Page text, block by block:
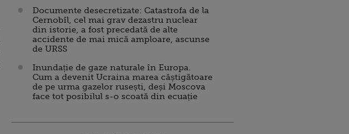
Documente desecretizate: Catastrofa de la
Cernobîl, cel mai grav dezastru nuclear
din istorie, a fost precedată de alte
accidente de mai mică amploare, ascunse
de URSS
Inundație de gaze naturale în Europa.
Cum a devenit Ucraina marea câștigătoare
de pe urma gazelor rusești, deși Moscova
face tot posibilul s-o scoată din ecuație